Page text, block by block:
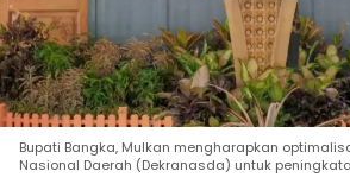
Bupati Bangka, Mulkan mengharapkan
Nasional Daerah (Dekranasda) untuk